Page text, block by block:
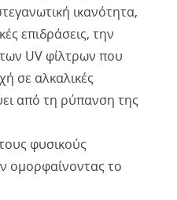
ικανότητα,
επιδράσεις, την
UV φίλτρων που
σε αλκαλικές
από τη ρύπανση της
φυσικούς
ομορφαίνοντας το